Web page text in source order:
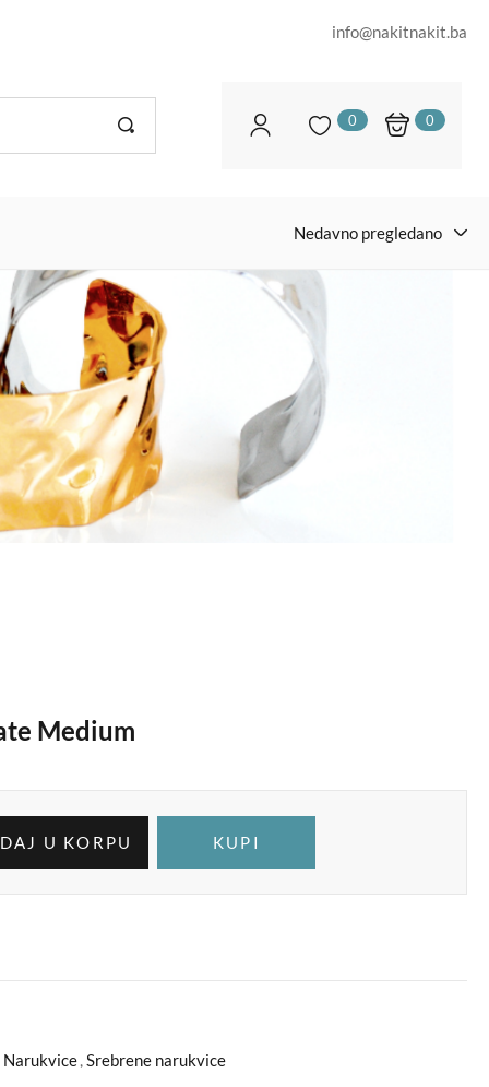
info@nakitnakit.ba
0 0
Nedavno pregledano
Medium
U KORPU KUPI
Narukvice,Srebrene narukvice